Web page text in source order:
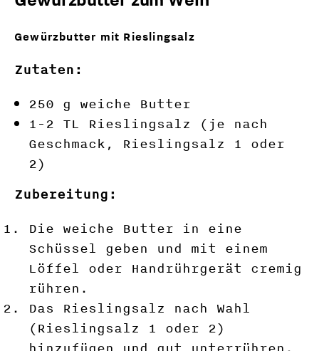
Gewürzbutter mit Rieslingsalz
Zutaten:
250 g weiche Butter
1-2 TL Rieslingsalz (je nach
Geschmack, Rieslingsalz 1 oder
2)
Zubereitung:
Die weiche Butter in eine
Schüssel geben und mit einem
Löffel oder Handrührgerät cremig
rühren.
Das Rieslingsalz nach Wahl
(Rieslingsalz 1 oder 2)